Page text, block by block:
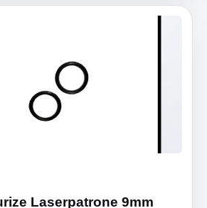
Laserpatrone 9mm